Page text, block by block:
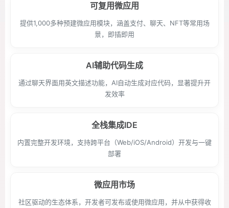
可复用微应用
提供1,000多种预建微应用模块，涵盖支付、聊天、NFT等常用场
景，即插即用
AI辅助代码生成
通过聊天界面用英文描述功能，AI自动生成对应代码，显著提升开
发效率
全栈集成IDE
内置完整开发环境，支持跨平台（Web/iOS/Android）开发与一键
部署
微应用市场
社区驱动的生态体系，开发者可发布或使用微应用，并从中获得收